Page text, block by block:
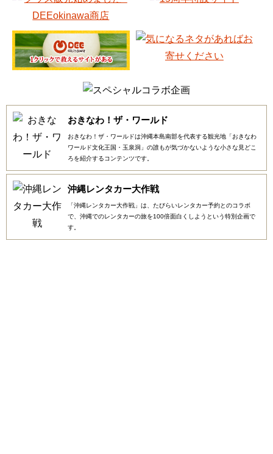
おきなわ！ザ・ワールド
おきなわ！ザ・ワールドは沖縄本島南部を代表する観光地「おきなわ
ワールド文化王国・玉泉洞」の誰もが気づかないような小さな見どこ
ろを紹介するコンテンツです。
沖縄レンタカー大作戦
「沖縄レンタカー大作戦」は、たびらいレンタカー予約とのコラボ
で、沖縄でのレンタカーの旅を100倍面白くしようという特別企画で
す。